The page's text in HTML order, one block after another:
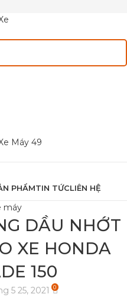
PHẨMTIN TỨCLIÊN HỆ
máy
DẦU NHỚT
XE HONDA
150
5 25, 2021 0